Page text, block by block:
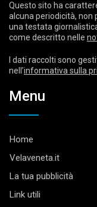
Questo sito ha
alcuna periodicità, non
una testata
come descritto nelle
I dati raccolti sono
nell’informativa sulla
Menu
Home
Velaveneta.it
La tua pubblicità
Link utili